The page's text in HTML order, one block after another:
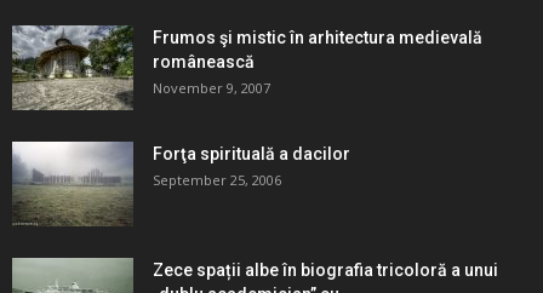
Frumos şi mistic în arhitectura medievală
românească
November 9, 2007
Forţa spirituală a dacilor
September 25, 2006
Zece spații albe în biografia tricoloră a unui